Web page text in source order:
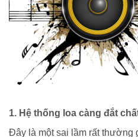
1. Hệ thống loa càng đắt
Đây là một sai lầm rất thường